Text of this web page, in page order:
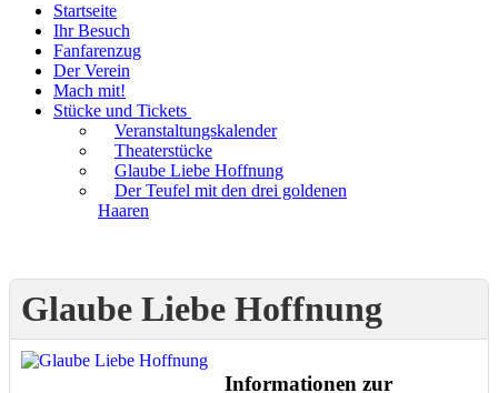
Startseite
Ihr Besuch
Fanfarenzug
Der Verein
Mach mit!
Stücke und Tickets
Veranstaltungskalender
Theaterstücke
Glaube Liebe Hoffnung
Der Teufel mit den drei goldenen
Haaren
Glaube Liebe Hoffnung
Informationen zur